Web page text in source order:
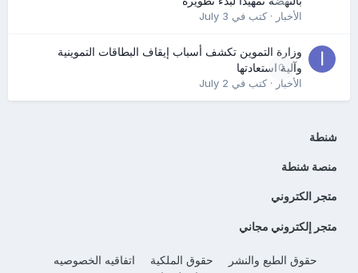
الأخبار· كتب في July 3
0
وزارة التموين تكشف أسباب إيقاف البطاقات التموينية
وآلية استعادتها
الأخبار· كتب في July 2
شنطة
منصة شنطة
متجر الكتروني
متجر إلكتروني مجاني
حقوق الطبع والنشر حقوق الملكية
اتفاقيه الخصوصيه